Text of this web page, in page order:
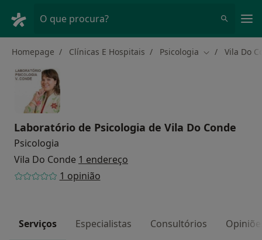
O que procura?
Homepage Clínicas E Hospitais Psicologia Mudar de
Vila Do
Laboratório de Psicologia de Vila Do Conde
Psicologia
Vila Do Conde 1 endereço
1 opinião
Serviços Especialistas Consultórios